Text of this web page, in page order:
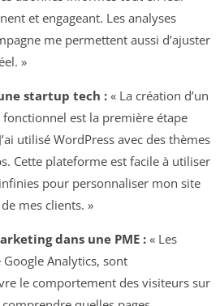
et engageant. Les analyses
me permettent aussi d’ajuster
»
startup tech : « La création d’un
est la première étape
utilisé WordPress avec des thèmes
Cette plateforme est facile à utiliser
pour personnaliser mon site
mes clients. »
dans une PME : « Les
Analytics, sont
le comportement des visiteurs sur